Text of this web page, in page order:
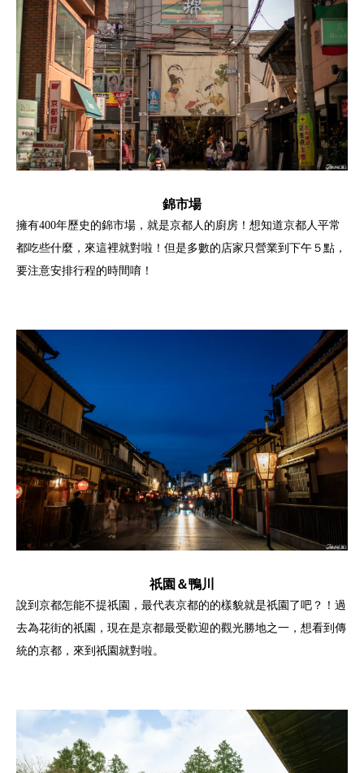
錦市場
擁有400年歷史的錦市場，就是京都人的廚房！想知道京都人平常
都吃些什麼，來這裡就對啦！但是多數的店家只營業到下午５點，
要注意安排行程的時間唷！
祇園＆鴨川
說到京都怎能不提祇園，最代表京都的的樣貌就是祇園了吧？！過
去為花街的祇園，現在是京都最受歡迎的觀光勝地之一，想看到傳
統的京都，來到祇園就對啦。